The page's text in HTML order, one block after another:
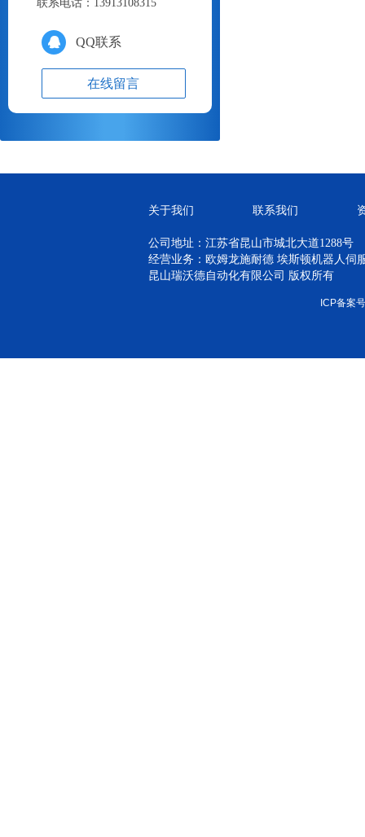
联系电话： 13913108315
QQ联系
在线留言
关于我们 联系我们
公司地址：江苏省昆山市城北大道1288号
经营业务：欧姆龙施耐德 埃斯顿机器人伺
昆山瑞沃德自动化有限公司 版权所有
ICP备案